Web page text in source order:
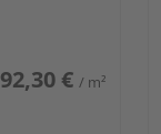
92,30 € / m²